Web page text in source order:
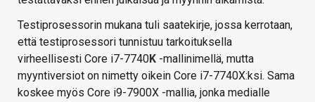
Testiprosessorin mukana tuli saatekirje, jossa kerrotaan,
että testiprosessori tunnistuu tarkoituksella
virheellisesti Core i7-7740K -mallinimellä, mutta
myyntiversiot on nimetty oikein Core i7-7740X:ksi. Sama
koskee myös Core i9-7900X -mallia, jonka medialle